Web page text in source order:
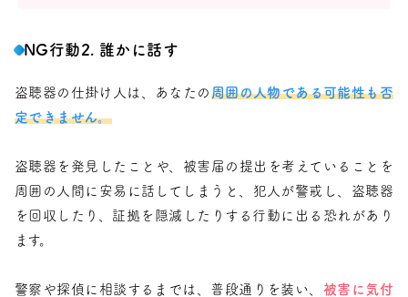
NG行動2. 誰かに話す
盗聴器の仕掛け人は、あなたの 周囲の人物である可能性も否
定できません。
盗聴器を発見したことや、被害届の提出を考えていることを
周囲の人間に安易に話してしまうと、犯人が警戒し、盗聴器
を回収したり、証拠を隠滅したりする行動に出る恐れがあり
ます。
警察や探偵に相談するまでは、普段通りを装い、 被害に気付